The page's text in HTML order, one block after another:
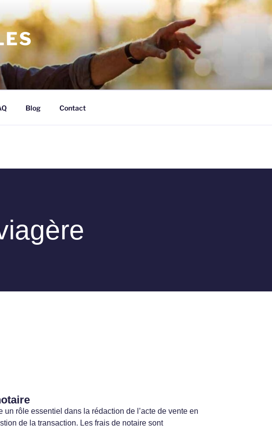
Blog Contact
un rôle essentiel dans la rédaction de l’acte de vente en
de la transaction. Les frais de notaire sont